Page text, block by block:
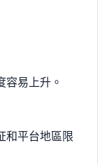
容易上升。
和平台地區限